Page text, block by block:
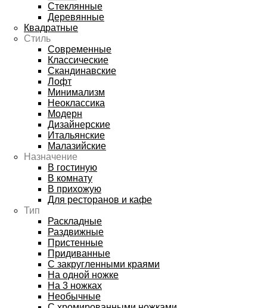
Стеклянные
Деревянные
Квадратные
Стиль
Современные
Классические
Скандинавские
Лофт
Минимализм
Неоклассика
Модерн
Дизайнерские
Итальянские
Малазийские
Назначение
В гостиную
В комнату
В прихожую
Для ресторанов и кафе
Тип
Раскладные
Раздвижные
Пристенные
Придиванные
С закругленными краями
На одной ножке
На 3 ножках
Необычные